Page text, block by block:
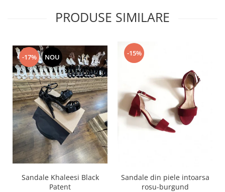
PRODUSE SIMILARE
-17% NOU
Sandale Khaleesi Black
Patent
-15%
Sandale din piele intoarsa
rosu-burgund